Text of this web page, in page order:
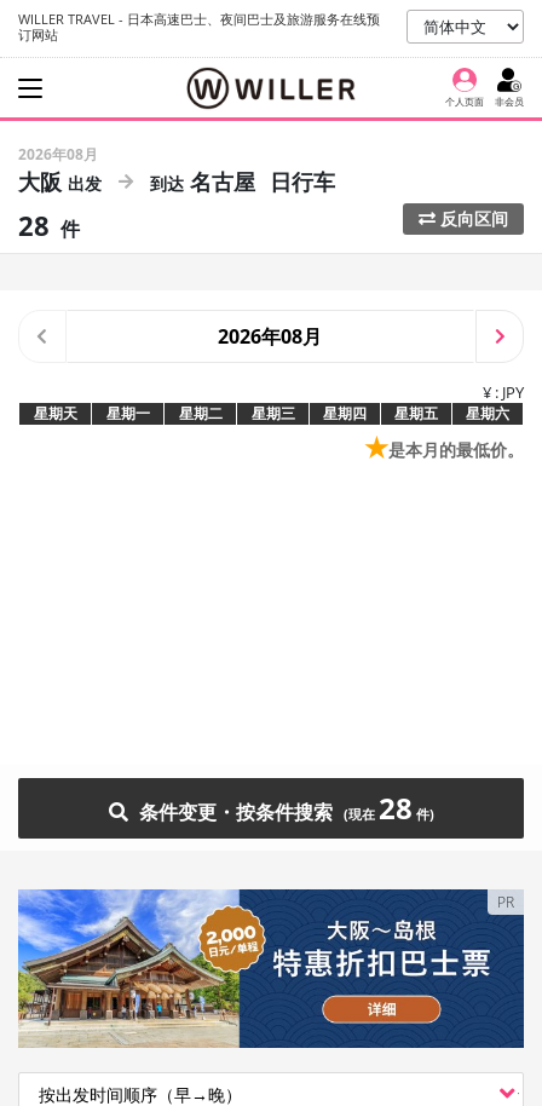
WILLER TRAVEL - 日本高速巴士、夜间巴士及旅游服务在线预
订网站
个人页面 非会员
2026年08月
大阪 名古屋 日行车
28 件 反向区间
2026年08月
¥ : JPY
星期天 星期一 星期二 星期三 星期四 星期五 星期六
★是本月的最低价。
条件变更・按条件搜索 28
PR